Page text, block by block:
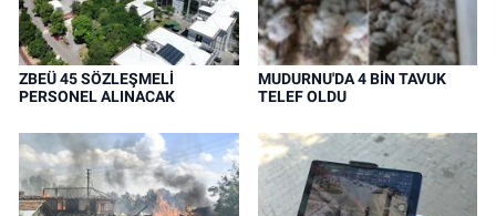
ZBEÜ 45 SÖZLEŞMELİ
PERSONEL ALINACAK
MUDURNU'DA 4 BİN TAVUK
TELEF OLDU